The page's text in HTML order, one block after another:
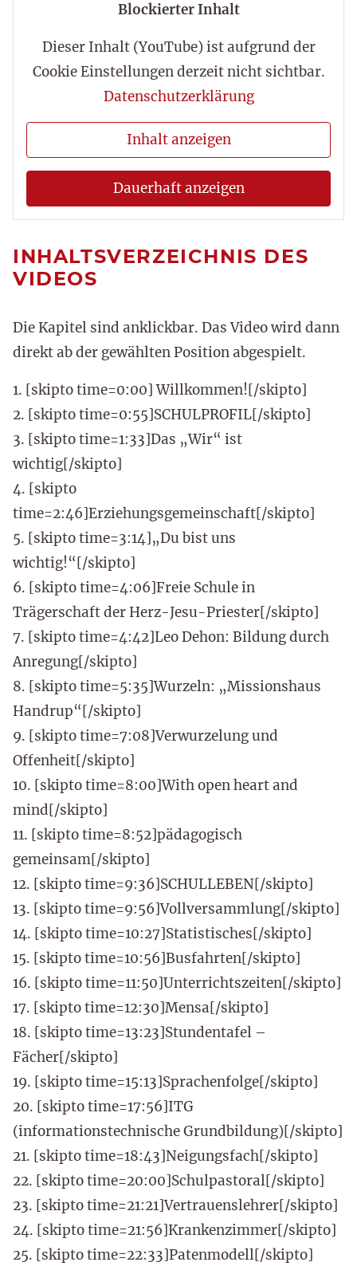
Blockierter Inhalt
Dieser Inhalt (YouTube) ist aufgrund der
Cookie Einstellungen derzeit nicht sichtbar.
Datenschutzerklärung
Inhalt anzeigen
Dauerhaft anzeigen
INHALTSVERZEICHNIS DES
VIDEOS
Die Kapitel sind anklickbar. Das Video wird dann
direkt ab der gewählten Position abgespielt.
1. [skipto time=0:00] Willkommen![/skipto]
2. [skipto time=0:55]SCHULPROFIL[/skipto]
3. [skipto time=1:33]Das „Wir“ ist
wichtig[/skipto]
4. [skipto
time=2:46]Erziehungsgemeinschaft[/skipto]
5. [skipto time=3:14]„Du bist uns
wichtig!“[/skipto]
6. [skipto time=4:06]Freie Schule in
Trägerschaft der Herz-Jesu-Priester[/skipto]
7. [skipto time=4:42]Leo Dehon: Bildung durch
Anregung[/skipto]
8. [skipto time=5:35]Wurzeln: „Missionshaus
Handrup“[/skipto]
9. [skipto time=7:08]Verwurzelung und
Offenheit[/skipto]
10. [skipto time=8:00]With open heart and
mind[/skipto]
11. [skipto time=8:52]pädagogisch
gemeinsam[/skipto]
12. [skipto time=9:36]SCHULLEBEN[/skipto]
13. [skipto time=9:56]Vollversammlung[/skipto]
14. [skipto time=10:27]Statistisches[/skipto]
15. [skipto time=10:56]Busfahrten[/skipto]
16. [skipto time=11:50]Unterrichtszeiten[/skipto]
17. [skipto time=12:30]Mensa[/skipto]
18. [skipto time=13:23]Stundentafel –
Fächer[/skipto]
19. [skipto time=15:13]Sprachenfolge[/skipto]
20. [skipto time=17:56]ITG
(informationstechnische Grundbildung)[/skipto]
21. [skipto time=18:43]Neigungsfach[/skipto]
22. [skipto time=20:00]Schulpastoral[/skipto]
23. [skipto time=21:21]Vertrauenslehrer[/skipto]
24. [skipto time=21:56]Krankenzimmer[/skipto]
25. [skipto time=22:33]Patenmodell[/skipto]